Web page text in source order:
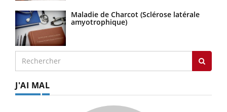
Maladie de Charcot (Sclérose latérale
amyotrophique)
J'AI MAL